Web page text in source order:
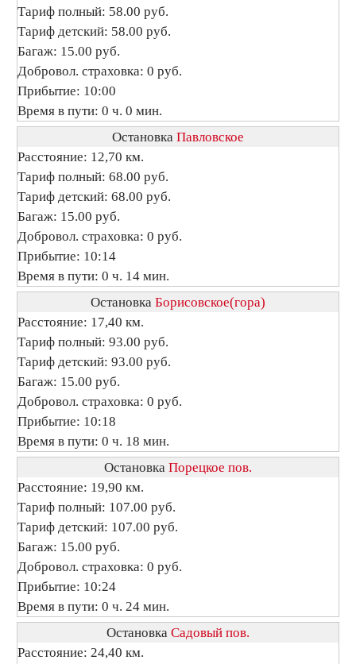
Тариф полный: 58.00 руб.
Тариф детский: 58.00 руб.
Багаж: 15.00 руб.
Добровол. страховка: 0 руб.
Прибытие: 10:00
Время в пути: 0 ч. 0 мин.
Остановка Павловское
Расстояние: 12,70 км.
Тариф полный: 68.00 руб.
Тариф детский: 68.00 руб.
Багаж: 15.00 руб.
Добровол. страховка: 0 руб.
Прибытие: 10:14
Время в пути: 0 ч. 14 мин.
Остановка Борисовское(гора)
Расстояние: 17,40 км.
Тариф полный: 93.00 руб.
Тариф детский: 93.00 руб.
Багаж: 15.00 руб.
Добровол. страховка: 0 руб.
Прибытие: 10:18
Время в пути: 0 ч. 18 мин.
Остановка Порецкое пов.
Расстояние: 19,90 км.
Тариф полный: 107.00 руб.
Тариф детский: 107.00 руб.
Багаж: 15.00 руб.
Добровол. страховка: 0 руб.
Прибытие: 10:24
Время в пути: 0 ч. 24 мин.
Остановка Садовый пов.
Расстояние: 24,40 км.